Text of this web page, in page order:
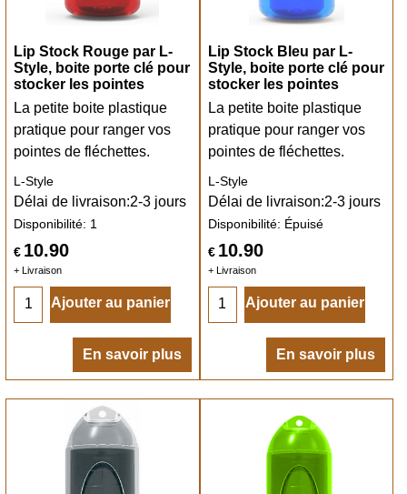
Lip Stock Rouge par L-
Style, boite porte clé pour
stocker les pointes
La petite boite plastique
pratique pour ranger vos
pointes de fléchettes.
€ 10.90
+ Livraison
L-Style
Délai de livraison:2-3 jours
Disponibilité: 1
Ajouter au panier
En savoir plus
Lip Stock Bleu par L-
Style, boite porte clé pour
stocker les pointes
La petite boite plastique
pratique pour ranger vos
pointes de fléchettes.
€ 10.90
+ Livraison
L-Style
Délai de livraison:2-3 jours
Disponibilité: Épuisé
Ajouter au panier
En savoir plus